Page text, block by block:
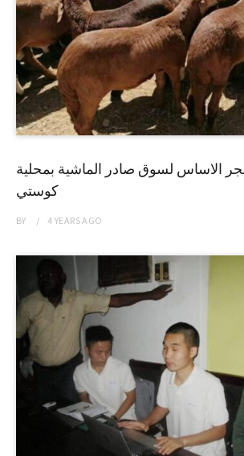
الاساس لسوق صادر الماشية بمحلية
كوستي
BY 4 YEARSAGO